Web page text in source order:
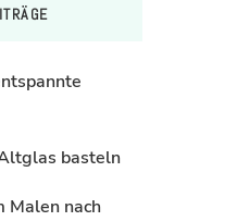
basteln
Malen nach